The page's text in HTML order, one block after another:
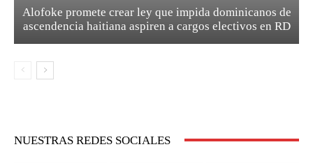
Alofoke promete crear ley que impida dominicanos de
ascendencia haitiana aspiren a cargos electivos en RD
NUESTRAS REDES SOCIALES